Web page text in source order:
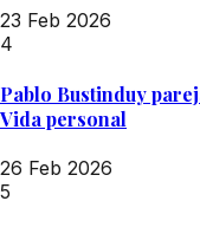
23 Feb 2026
4
Pablo Bustinduy
Vida personal
26 Feb 2026
5